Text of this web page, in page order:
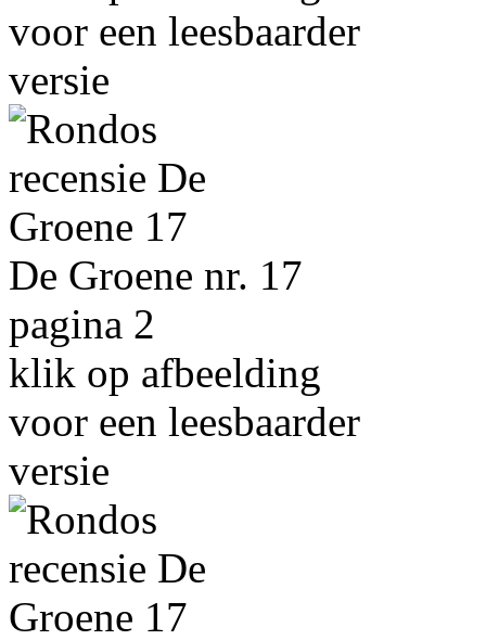
voor een leesbaarder
versie
De Groene nr. 17
pagina 2
klik op afbeelding
voor een leesbaarder
versie